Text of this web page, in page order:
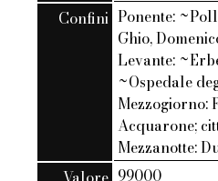
Confini Ponente:
Ghio,
Levante:
~Ospedale
Mezzogiorno:
Acquarone;
Mezzanotte:
99000